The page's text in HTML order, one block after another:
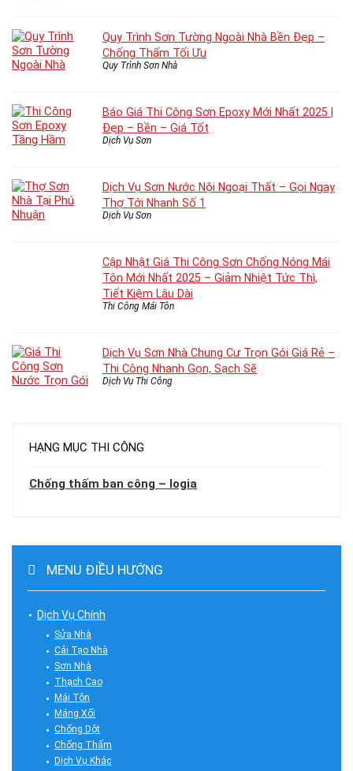
Quy Trình Sơn Tường Ngoài Nhà Bền Đẹp –
Chống Thấm Tối Ưu
Quy Trình Sơn Nhà
Báo Giá Thi Công Sơn Epoxy Mới Nhất 2025 |
Đẹp – Bền – Giá Tốt
Dịch Vụ Sơn
Dịch Vụ Sơn Nước Nội Ngoại Thất – Gọi Ngay
Thợ Tới Nhanh Số 1
Dịch Vụ Sơn
Cập Nhật Giá Thi Công Sơn Chống Nóng Mái
Tôn Mới Nhất 2025 – Giảm Nhiệt Tức Thì,
Tiết Kiệm Lâu Dài
Thi Công Mái Tôn
Dịch Vụ Sơn Nhà Chung Cư Trọn Gói Giá Rẻ –
Thi Công Nhanh Gọn, Sạch Sẽ
Dịch Vụ Thi Công
HẠNG MỤC THI CÔNG
Chống thấm ban công – logia
MENU ĐIỀU HƯỚNG
Dịch Vụ Chính
Sửa Nhà
Cải Tạo Nhà
Sơn Nhà
Thạch Cao
Mái Tôn
Máng Xối
Chống Dột
Chống Thấm
Dịch Vụ Khác